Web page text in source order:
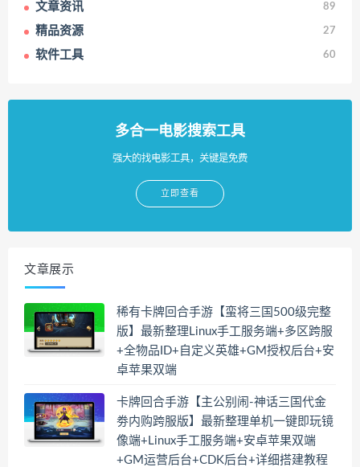
文章资讯 89
精品资源 27
软件工具 60
多合一电影搜索工具
强大的找电影工具，关键是免费
立即查看
文章展示
稀有卡牌回合手游【蛮将三国500级完整
版】最新整理Linux手工服务端+多区跨服
+全物品ID+自定义英雄+GM授权后台+安
卓苹果双端
卡牌回合手游【主公别闹-神话三国代金
劵内购跨服版】最新整理单机一键即玩镜
像端+Linux手工服务端+安卓苹果双端
+GM运营后台+CDK后台+详细搭建教程